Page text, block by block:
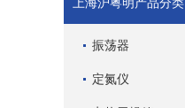
振荡器
定氮仪